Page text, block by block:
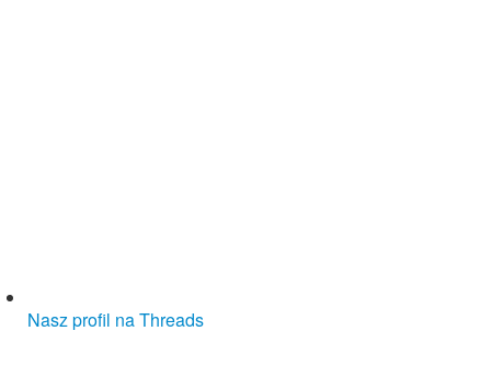
Nasz profil na Threads